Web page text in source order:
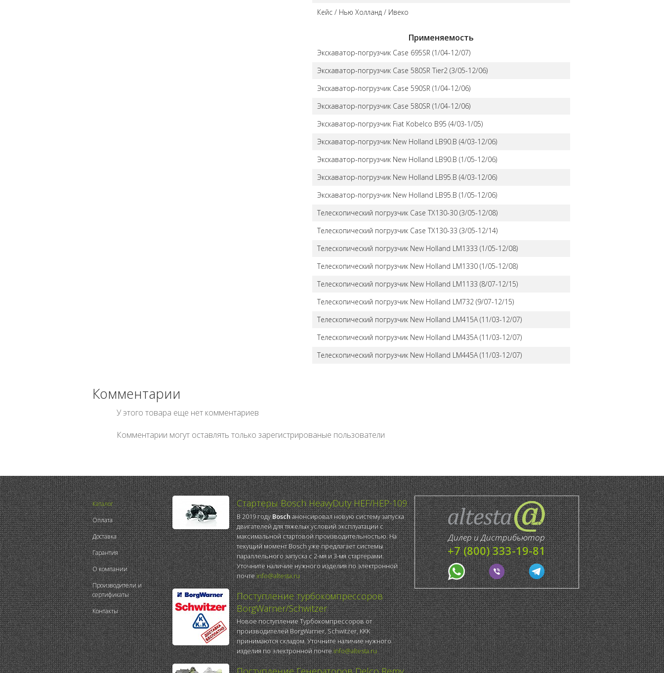
Кейс / Нью Холланд / Ивеко
Применяемость
Экскаватор-погрузчик Case 695SR (1/04-12/07)
Экскаватор-погрузчик Case 580SR Tier2 (3/05-12/06)
Экскаватор-погрузчик Case 590SR (1/04-12/06)
Экскаватор-погрузчик Case 580SR (1/04-12/06)
Экскаватор-погрузчик Fiat Kobelco B95 (4/03-1/05)
Экскаватор-погрузчик New Holland LB90.B (4/03-12/06)
Экскаватор-погрузчик New Holland LB90.B (1/05-12/06)
Экскаватор-погрузчик New Holland LB95.B (4/03-12/06)
Экскаватор-погрузчик New Holland LB95.B (1/05-12/06)
Телескопический погрузчик Case TX130-30 (3/05-12/08)
Телескопический погрузчик Case TX130-33 (3/05-12/14)
Телескопический погрузчик New Holland LM1333 (1/05-12/08)
Телескопический погрузчик New Holland LM1330 (1/05-12/08)
Телескопический погрузчик New Holland LM1133 (8/07-12/15)
Телескопический погрузчик New Holland LM732 (9/07-12/15)
Телескопический погрузчик New Holland LM415A (11/03-12/07)
Телескопический погрузчик New Holland LM435A (11/03-12/07)
Телескопический погрузчик New Holland LM445A (11/03-12/07)
Комментарии
У этого товара еще нет комментариев
Комментарии могут оставлять только зарегистрированые пользователи
Каталог
Оплата
Доставка
Гарантия
О компании
Производители и
сертификаты
Контакты
Стартеры Bosch HeavyDuty HEF/HEP-109
В 2019 годуBoschанонсировал новую систему запуска
двигателей для тяжелых условий эксплуатации с
максимальной стартовой производительностью. На
текущий момент Bosch уже предлагает системы
параллельного запуска с 2-мя и 3-мя стартерами.
Уточните наличие нужного изделия по электронной
почтеinfo@altesta.ru
Поступление турбокомпрессоров
BorgWarner/Schwitzer
Новое поступление Турбокомпрессоров от
производителей BorgWarner, Schwitzer, KKK
принимаются складом. Уточните наличие нужного
изделия по электронной почтеinfo@altesta.ru
Дилер и Дистрибьютор
+7 (800) 333-19-81